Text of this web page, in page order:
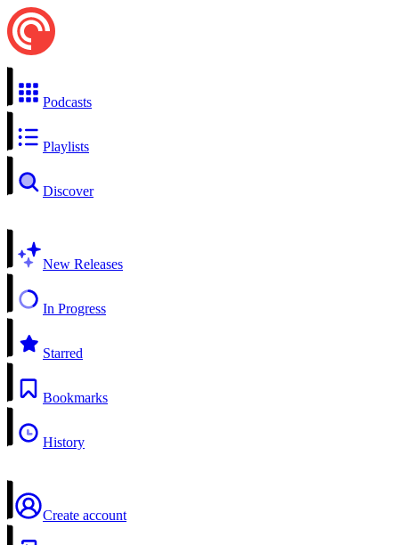
Podcasts
Playlists
Discover
New Releases
In Progress
Starred
Bookmarks
History
Create account